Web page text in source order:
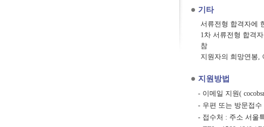
기타
서류전형 합격자에
1차 서류전형 합격
참
지원자의 희망연봉,
지원방법
- 이메일 지원(
- 우편 또는 방문접수
- 접수처 : 주소 서울